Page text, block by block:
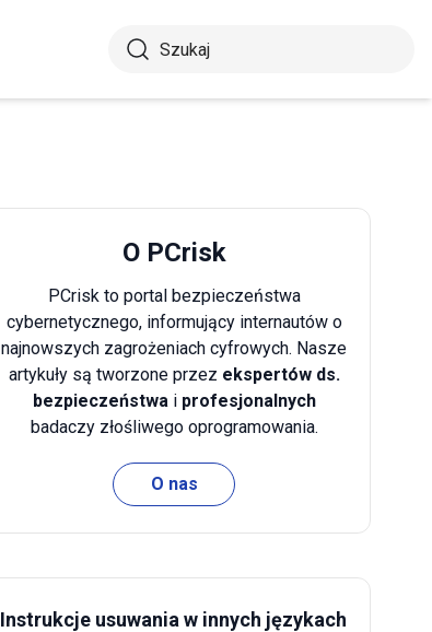
O PCrisk
PCrisk to portal bezpieczeństwa
cybernetycznego, informujący internautów o
najnowszych zagrożeniach cyfrowych. Nasze
artykuły są tworzone przez ekspertów ds.
bezpieczeństwai profesjonalnych
badaczy złośliwego oprogramowania.
O nas
Instrukcje usuwania w innych językach